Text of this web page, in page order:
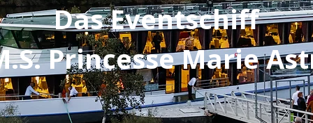
Das Eventschiff
Princesse Marie